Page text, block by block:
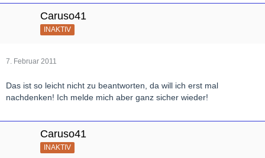
Caruso41
INAKTIV
7. Februar 2011
Das ist so leicht nicht zu beantworten, da will ich erst mal
nachdenken! Ich melde mich aber ganz sicher wieder!
Caruso41
INAKTIV